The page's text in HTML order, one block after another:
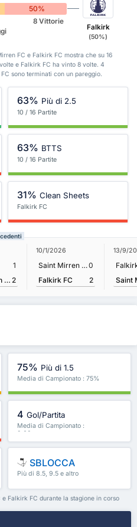
50%
8 Vittorie
Falkirk
(50%)
FC e Falkirk FC mostra che su 16
e Falkirk FC ha vinto 8 volte. 4
sono terminati con un pareggio.
63% Più di 2.5
10 / 16 Partite
63% BTTS
10 / 16 Partite
31% Clean Sheets
Falkirk FC
1
Saint Mirren FC 2
10/1/2026
Saint Mirren FC0
Falkirk FC
2
13/9/
75% Più di 1.5
Media di Campionato : 75%
4 Gol/Partita
Media di Campionato :
2.63
SBLOCCA
Più di 8.5, 9.5 e altro
Falkirk FC durante la stagione in corso